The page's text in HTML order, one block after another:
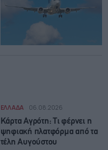
ΕΛΛΑΔΑ 06.08.2026
Κάρτα Αγρότη: Τι φέρνει η
ψηφιακή πλατφόρμα από τα
τέλη Αυγούστου